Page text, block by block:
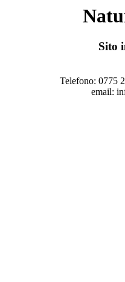
Sito
Telefono: 0775
email: